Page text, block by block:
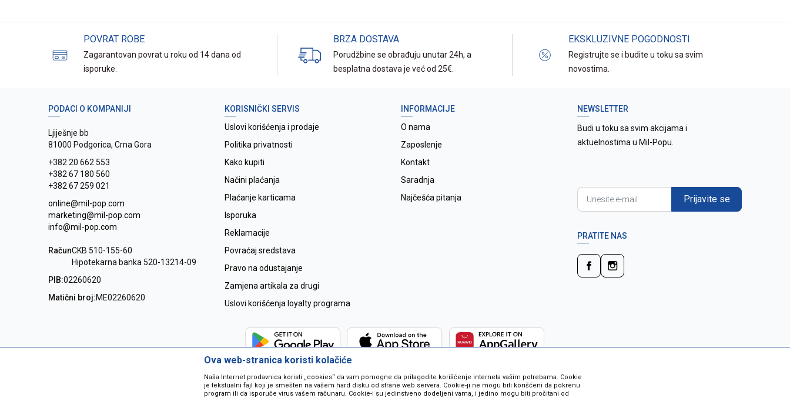
POVRAT ROBE
Zagarantovan povrat u roku od 14 dana od
isporuke.
BRZA DOSTAVA
Porudžbine se obrađuju unutar 24h, a
besplatna dostava je već od 25€.
EKSKLUZIVNE POGODNOSTI
Registrujte se i budite u toku sa svim
novostima.
PODACI O KOMPANIJI
Ljiješnje bb
81000 Podgorica, Crna Gora
+382 20 662 553
+382 67 180 560
+382 67 259 021
online@mil-pop.com
marketing@mil-pop.com
info@mil-pop.com
RačunCKB 510-155-60
Hipotekarna banka 520-13214-09
PIB:02260620
Matični broj:ME02260620
KORISNIČKI SERVIS
Uslovi korišćenja i prodaje
Politika privatnosti
Kako kupiti
Načini plaćanja
Plaćanje karticama
Isporuka
Reklamacije
Povraćaj sredstava
Pravo na odustajanje
Zamjena artikala za drugi
Uslovi korišćenja loyalty programa
INFORMACIJE
O nama
Zaposlenje
Kontakt
Saradnja
Najčešća pitanja
NEWSLETTER
Budi u toku sa svim akcijama i
aktuelnostima u Mil-Popu.
Prijavite se
PRATITE NAS
Ova web-stranica koristi kolačiće
Naša Internet prodavnica koristi „cookies“ da vam pomogne da prilagodite korišćenje interneta vašim potrebama. Cookie
je tekstualni fajl koji je smešten na vašem hard disku od strane web servera. Cookie-ji ne mogu biti korišćeni da pokrenu
program ili da isporuče virus vašem računaru. Cookie-i su jedinstveno dodeljeni vama, i jedino mogu biti pročitani od